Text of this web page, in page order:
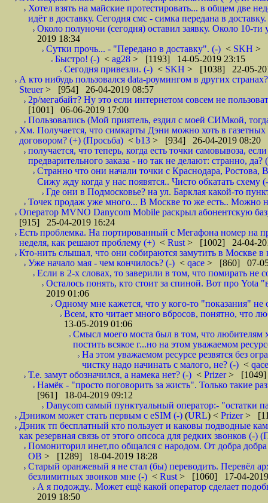
Хотел взять на майские протестировать... в общем две
идёт в доставку. Сегодня смс - симка передана в
Около полуночи (сегодня) оставил заявку. Около 10-ти
2019 18:34
Сутки прочь... - "Передано в доставку". (-) < SKH >
Быстро! (-) < ag28 > [1193] 14-05-2019 23:15
Сегодня привезли. (-) < SKH > [1038] 22-05-
А кто нибудь пользовался data-роумингом в других
Steuer> [954] 26-04-2019 08:57
2р/мегабайт? Ну это если интернетом совсем не
[1001] 06-06-2019 17:00
Пользовались (Мой приятель, ездил с моей СИМкой,
Хм. Получается, что симкарты Дэни можно хоть в газетных
договором? (+) (Просьба) < b13 > [934] 26-04-2019 08:20
получается, что теперь, когда есть точки самовывоза,
предварительного заказа - но так не делают: странно, да?
Странно что они начали точки с Краснодара,
Сижу жду когда у нас появятся.. Чисто обкатать схему
Где они в Подмосковье? на ул. Барклая какой-то
Точек продаж уже много... В Москве то же есть.. Можно
Оператор MVNO Danycom Mobile раскрыл абонентскую
[915] 25-04-2019 16:24
Есть проблемка. На портированный с Мегафона номер на
неделя, как решают проблему (+) < Rust > [1002] 24-04-
Кто-нить слышал, что они собираются замутить в Москве в
Уже начало мая - чем кончилось? (-) < qace > [860] 07-
Если в 2-х словах, то заверили в том, что помирать не
Осталось понять, кто стоит за спиной. Вот про Yota
2019 01:06
Одному мне кажется, что у кого-то "показания" не
Всем, кто читает много вбросов, понятно, что
13-05-2019 01:06
Смысл моего моста был в том, что любителям
постить всякое г...но на этом уважаемом
На этом уважаемом ресурсе резвятся без
чистку надо начинать с малого, не? (-) <
Т.е. замут обозначился, а намека нет? (-) < Prizer> [1049]
Намёк - "просто поговорить за жисть". Только такие
[961] 18-04-2019 09:12
Danycom самый пунктуальный оператор:- "остатки
Дэником может стать первым с еSIM (-) (URL) < Prizer>
Дэник тп бесплатный кто пользует и каковы подводные
как резервная связь от этого опсоса для редких звонков (-)
Помониторил инет,по общался с народом. От добра
ОВ > [1289] 18-04-2019 18:28
Старый оранжевый я не стал (бы) переводить. Перевёл
безлимитных звонков мне (-) < Rust > [1060] 17-04-
А я подожду.. Может ещё какой оператор сделает
2019 18:50